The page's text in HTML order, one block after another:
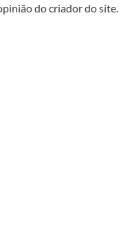
do criador do site.